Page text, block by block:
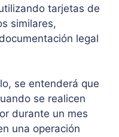
tarjetas de
similares,
legal
se entenderá que
se realicen
durante un mes
una operación